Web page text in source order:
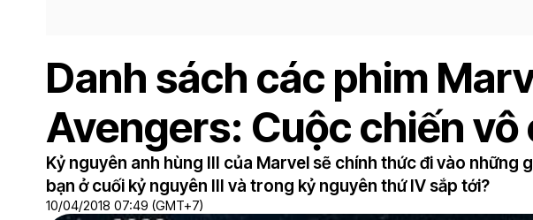
Danh sách các phim
Avengers: Cuộc chiến vô
Kỷ nguyên anh hùng III của Marvel sẽ chính thức đi vào những
bạn ở cuối kỷ nguyên III và trong kỷ nguyên thứ IV sắp tới?
10/04/2018 07:49 (GMT+7)